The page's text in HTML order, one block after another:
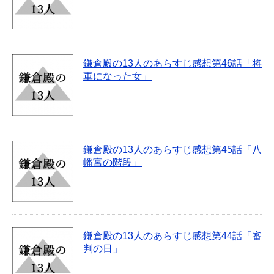
鎌倉殿の13人のあらすじ感想第46話「将
軍になった女」
鎌倉殿の13人のあらすじ感想第45話「八
幡宮の階段」
鎌倉殿の13人のあらすじ感想第44話「審
判の日」